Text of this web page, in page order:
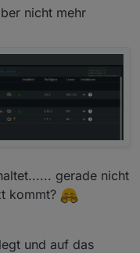
nicht mehr
gerade nicht
kommt?
und auf das